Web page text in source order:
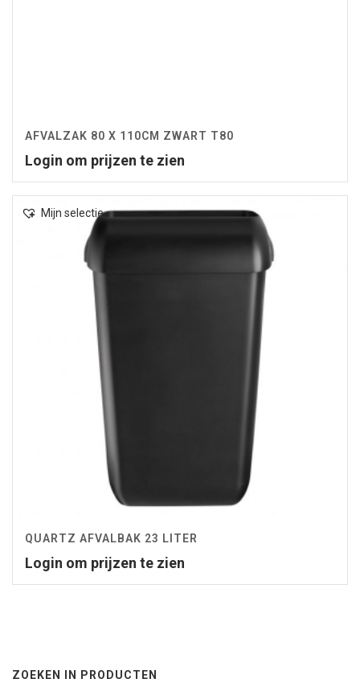
AFVALZAK 80 X 110CM ZWART T80
Login om prijzen te zien
Mijn selectie
QUARTZ AFVALBAK 23 LITER
Login om prijzen te zien
ZOEKEN IN PRODUCTEN